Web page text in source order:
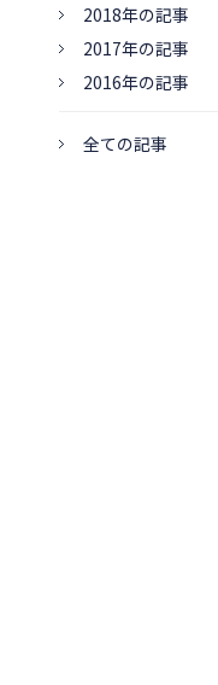
2018年の記事
2017年の記事
2016年の記事
全ての記事